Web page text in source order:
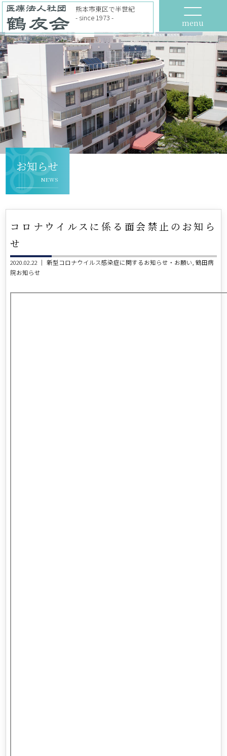
menu
熊本市東区で半世紀
- since 1973 -
お知らせ
NEWS
コロナウイルスに係る面会禁止のお知ら
せ
2020.02.22 ｜新型コロナウイルス感染症に関するお知らせ・お願い 鶴田病
院お知らせ